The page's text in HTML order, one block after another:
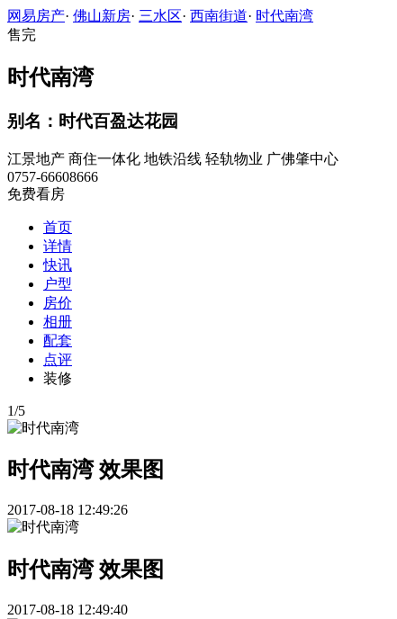
网易房产· 佛山新房· 三水区· 西南街道· 时代南湾
售完
时代南湾
别名：时代百盈达花园
江景地产 商住一体化 地铁沿线 轻轨物业 广佛肇中心
0757-66608666
免费看房
首页
详情
快讯
户型
房价
相册
配套
点评
装修
1/5
时代南湾 效果图
2017-08-18 12:49:26
时代南湾 效果图
2017-08-18 12:49:40